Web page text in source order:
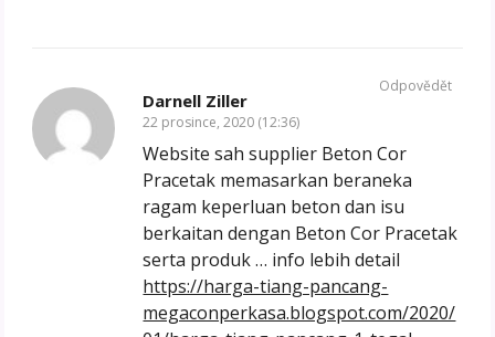
Darnell Ziller
22 prosince, 2020 (12:36)
Website sah supplier Beton Cor
Pracetak memasarkan beraneka
ragam keperluan beton dan isu
berkaitan dengan Beton Cor Pracetak
serta produk … info lebih detail
https://harga-tiang-pancang-
megaconperkasa.blogspot.com/2020/
Odpovědět